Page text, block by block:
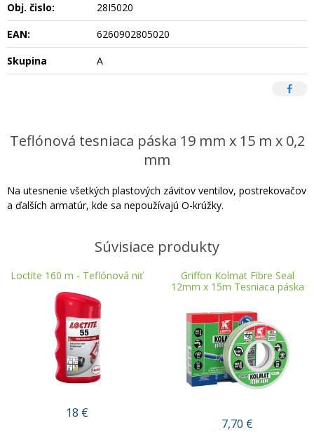
Obj. čislo:
28I5020
EAN:
6260902805020
Skupina
A
Teflónová tesniaca páska 19 mm x 15 m x 0,2
mm
Na utesnenie všetkých plastových závitov ventilov, postrekovačov
a ďalších armatúr, kde sa nepoužívajú O-krúžky.
Súvisiace produkty
Loctite 160 m - Teflónová niť
18 €
Griffon Kolmat Fibre Seal
12mm x 15m Tesniaca páska
7,70 €